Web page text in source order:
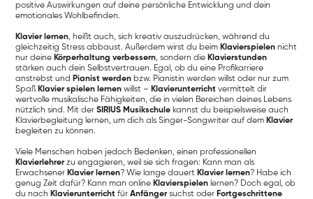
positive Auswirkungen auf deine persönliche Entwicklung und dein
emotionales Wohlbefinden.
Klavier lernen, heißt auch, sich kreativ auszudrücken, während du
gleichzeitig Stress abbaust. Außerdem wirst du beim Klavierspielen nicht
nur deine Körperhaltung verbessern, sondern die Klavierstunden
stärken auch dein Selbstvertrauen. Egal, ob du eine Profikarriere
anstrebst und Pianist werden bzw. Pianistin werden willst oder nur zum
Spaß Klavier spielen lernen willst – Klavierunterricht vermittelt dir
wertvolle musikalische Fähigkeiten, die in vielen Bereichen deines Lebens
nützlich sind. Mit derSIRIUS Musikschule kannst du beispielsweise auch
Klavierbegleitung lernen, um dich als Singer-Songwriter auf dem Klavier
begleiten zu können.
Viele Menschen haben jedoch Bedenken, einen professionellen
Klavierlehrer zu engagieren, weil sie sich fragen: Kann man als
Erwachsener Klavier lernen? Wie lange dauert Klavier lernen? Habe ich
genug Zeit dafür? Kann man online Klavierspielen lernen? Doch egal, ob
du nach Klavierunterricht fürAnfänger suchst oder Fortgeschrittene